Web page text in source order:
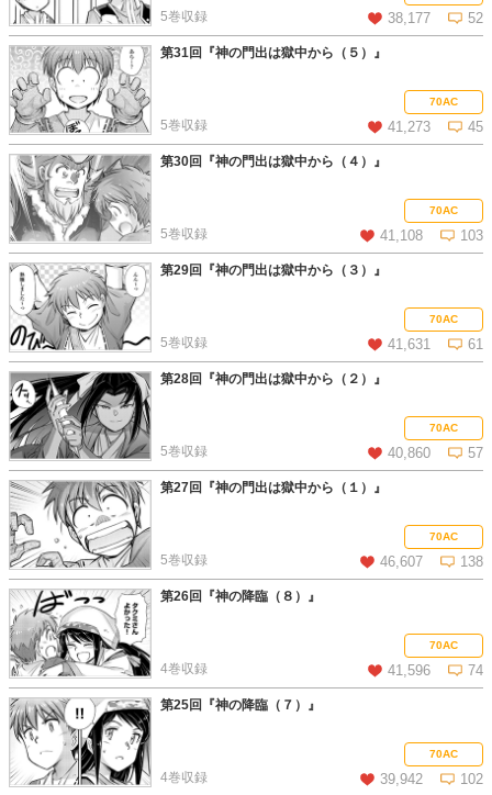
38,177 52
5巻収録
この話を読む コメントを見る
第31回『神の門出は獄中から（５）』
70AC
41,273 45
5巻収録
この話を読む コメントを見る
第30回『神の門出は獄中から（４）』
70AC
41,108 103
5巻収録
この話を読む コメントを見る
第29回『神の門出は獄中から（３）』
70AC
41,631 61
5巻収録
この話を読む コメントを見る
第28回『神の門出は獄中から（２）』
70AC
40,860 57
5巻収録
この話を読む コメントを見る
第27回『神の門出は獄中から（１）』
70AC
46,607 138
5巻収録
この話を読む コメントを見る
第26回『神の降臨（８）』
70AC
41,596 74
4巻収録
この話を読む コメントを見る
第25回『神の降臨（７）』
70AC
39,942 102
4巻収録